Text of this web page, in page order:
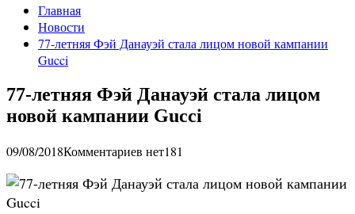
Главная
Новости
77-летняя Фэй Данауэй стала лицом новой кампании
Gucci
77-летняя Фэй Данауэй стала лицом
новой кампании Gucci
09/08/2018Комментариев нет181